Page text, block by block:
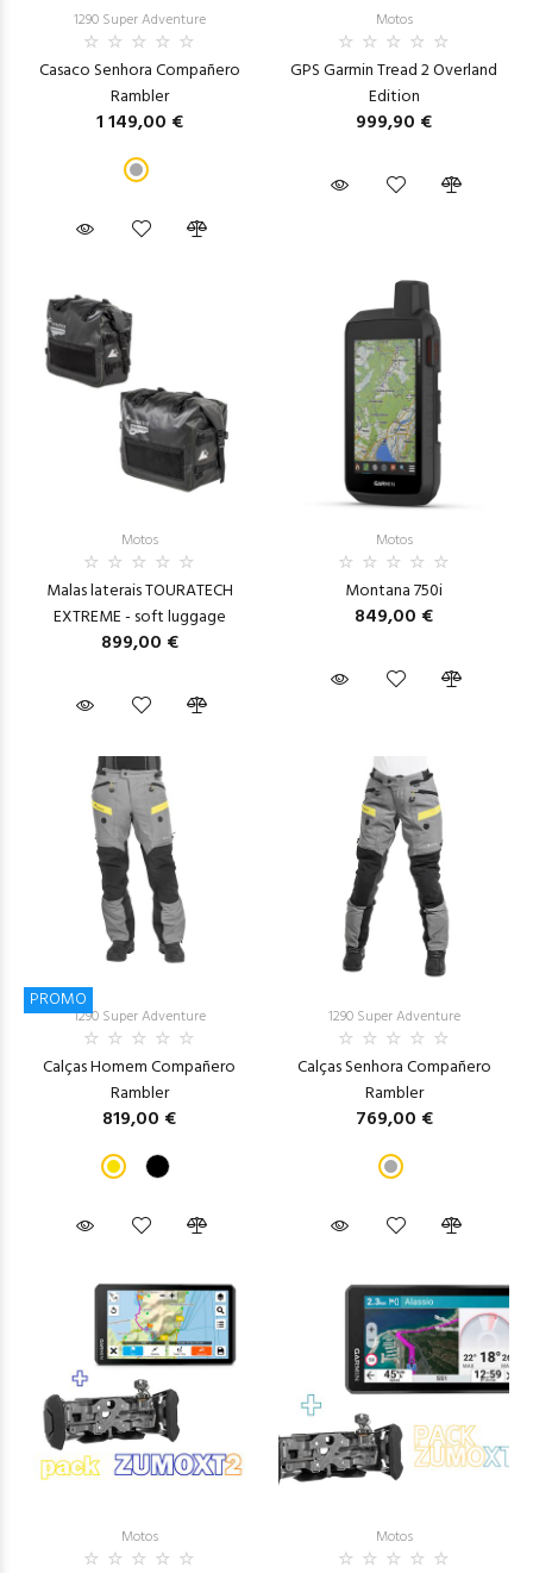
1290 Super Adventure
Casaco Senhora Compañero
Rambler
1 149,00 €
Motos
GPS Garmin Tread 2 Overland
Edition
999,90 €
Motos
Malas laterais TOURATECH
EXTREME - soft luggage
899,00 €
Motos
Montana 750i
849,00 €
PROMO
1290 Super Adventure
Calças Homem Compañero
Rambler
819,00 €
1290 Super Adventure
Calças Senhora Compañero
Rambler
769,00 €
Motos Motos